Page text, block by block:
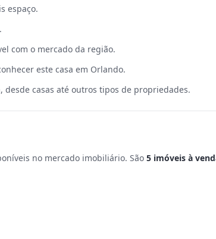
espaço.
com o mercado da região.
este casa em Orlando.
desde casas até outros tipos de propriedades.
no mercado imobiliário. São 5 imóveis à